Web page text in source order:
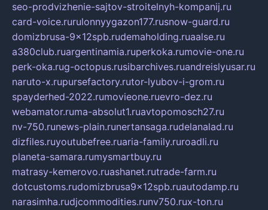
seo-prodvizhenie-sajtov-stroitelnyh-kompanij.ru
card-voice.rurulonnyygazon177.rusnow-guard.ru
domizbrusa-9x12spb.rudemaholding.ruaalse.ru
a380club.ruargentinamia.ruperkoka.rumovie-one.ru
perk-oka.rug-octopus.rusibarchives.ruandreislyusar.ru
naruto-x.rupursefactory.rutor-lyubov-i-grom.ru
spayderhed-2022.rumovieone.ruevro-dez.ru
webamator.ruma-absolut1.ruavtopomosch27.ru
nv-750.runews-plain.runertansaga.rudelanalad.ru
dizfiles.ruyoutubefree.ruaria-family.ruroadli.ru
planeta-samara.rumysmartbuy.ru
matrasy-kemerovo.ruashanet.rutrade-farm.ru
dotcustoms.rudomizbrusa9x12spb.ruautodamp.ru
narasimha.rudjcommodities.runv750.rux-ton.ru